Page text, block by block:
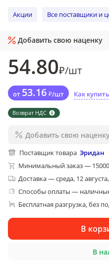
Акции Все поставщики и
Добавить свою наценку
54.80₽/шт
от 53.16 ₽/шт Как
Возврат НДС
Добавить свою
Поставщик товара Эридан
Минимальный заказ —
Доставка—среда, 12 августа,
Способы оплаты —
Бесплатная разгрузка, без
В
В